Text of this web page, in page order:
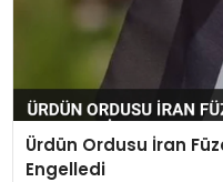
Ürdün Ordusu İran
Engelledi